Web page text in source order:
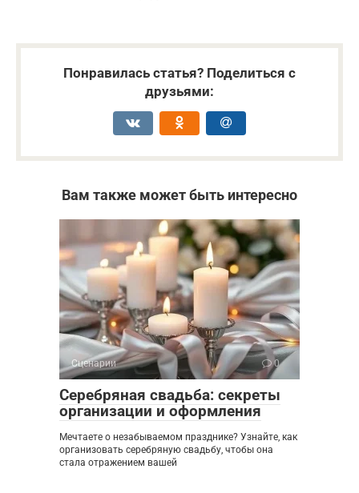
Понравилась статья? Поделиться с
друзьями:
Вам также может быть интересно
Сценарии 0
Серебряная свадьба: секреты
организации и оформления
Мечтаете о незабываемом празднике? Узнайте, как
организовать серебряную свадьбу, чтобы она
стала отражением вашей